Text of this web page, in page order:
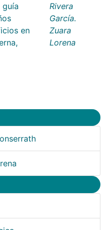
guía
en
Rivera
García.
Zuara
Lorena